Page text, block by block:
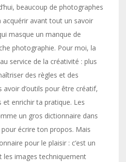
beaucoup de photographes
acquérir avant tout un savoir
masque un manque de
photographie. Pour moi, la
service de la créativité : plus
des règles et des
avoir d’outils pour être créatif,
et enrichir ta pratique. Les
un gros dictionnaire dans
écrire ton propos. Mais
pour le plaisir : c’est un
les images techniquement